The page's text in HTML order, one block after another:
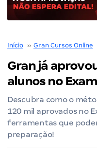
Início ›› Gran Cursos Online
Gran já
alunos no
Descubra como o
120 mil aprovados no
ferramentas que
preparação!